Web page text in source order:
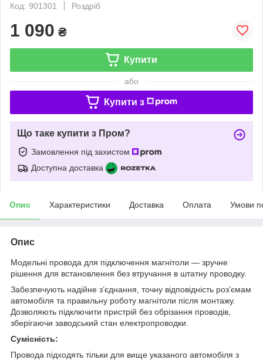
Код: 901301
Роздріб
1 090 ₴
Купити
або
Купити з
Що таке купити з Пром?
Замовлення під захистом
Доступна доставка
Опис Характеристики Доставка Оплата Умови
Опис
Модельні провода для підключення магнітоли — зручне
рішення для встановлення без втручання в штатну проводку.
Забезпечують надійне з’єднання, точну відповідність роз’ємам
автомобіля та правильну роботу магнітоли після монтажу.
Дозволяють підключити пристрій без обрізання проводів,
зберігаючи заводський стан електропроводки.
Сумісність:
Провода підходять тільки для вище указаного автомобіля з